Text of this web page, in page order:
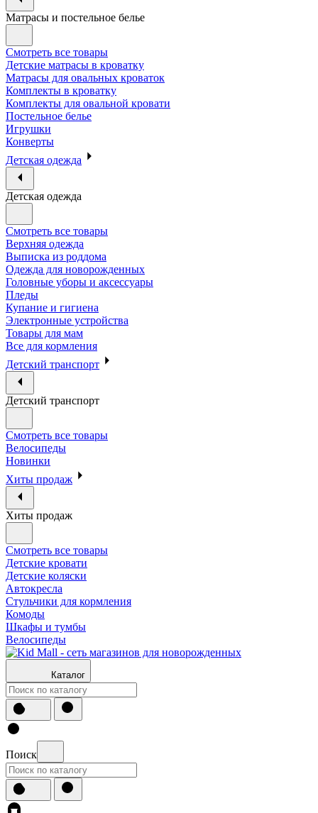
Матрасы и постельное белье
Смотреть все товары
Детские матрасы в кроватку
Матрасы для овальных кроваток
Комплекты в кроватку
Комплекты для овальной кровати
Постельное белье
Игрушки
Конверты
Детская одежда
Детская одежда
Смотреть все товары
Верхняя одежда
Выписка из роддома
Одежда для новорожденных
Головные уборы и аксессуары
Пледы
Купание и гигиена
Электронные устройства
Товары для мам
Все для кормления
Детский транспорт
Детский транспорт
Смотреть все товары
Велосипеды
Новинки
Хиты продаж
Хиты продаж
Смотреть все товары
Детские кровати
Детские коляски
Автокресла
Стульчики для кормления
Комоды
Шкафы и тумбы
Велосипеды
Каталог
Поиск